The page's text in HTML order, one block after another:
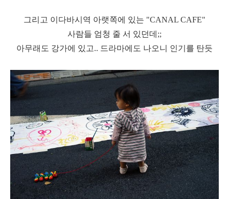
그리고 이다바시역 아랫쪽에 있는 "CANAL CAFE"
사람들 엄청 줄 서 있던데;;
아무래도 강가에 있고.. 드라마에도 나오니 인기를 탄듯